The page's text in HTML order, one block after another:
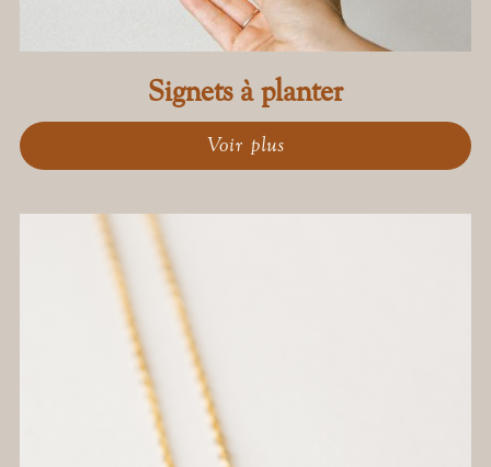
Signets à planter
Voir plus